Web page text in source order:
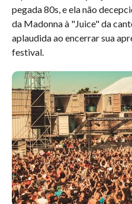
pegada 80s, e ela não
da Madonna à "Juice" da
aplaudida ao encerrar sua
festival.